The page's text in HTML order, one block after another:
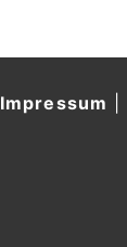
Impressum